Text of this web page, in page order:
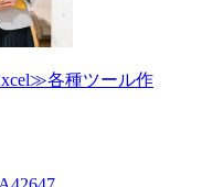
各種ツール作